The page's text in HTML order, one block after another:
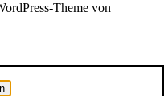
Theme von